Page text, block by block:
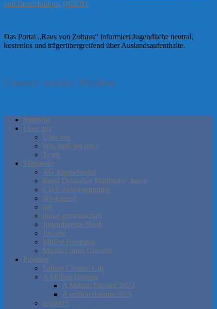
und Berufsbildung (BSFB).
Das Portal „Raus von Zuhaus“ informiert Jugendliche neutral,
kostenlos und trägerübergreifend über Auslandsaufenthalte.
Unsere soziale Medien
Startseite
Über uns
Über uns
Was läuft bei uns?
Team
Mitglieder
AG Jugendweihe
Bund Deutscher Pfadfinder_innen
CISV-Juniorengruppe
fkk-jugend
ijel
junge gemeinschaft
Jugendpresse Nord
Juvente
MitOst Hamburg
Musiker ohne Grenzen
Projekte
Sailing Climate Lab
A Million Dreams
A Million Dreams 2024
A million dreams 2025
respekt*